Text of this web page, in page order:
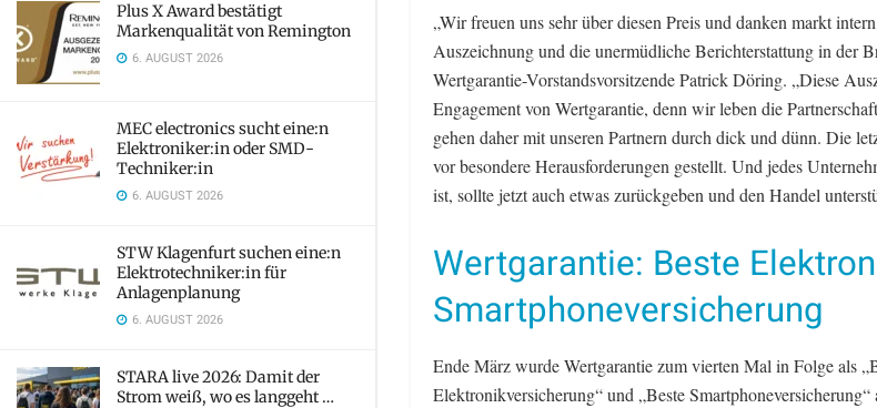
Plus X Award bestätigt
Markenqualität von Remington
6. AUGUST 2026
MEC electronics sucht eine:n
Elektroniker:in oder SMD-
Techniker:in
6. AUGUST 2026
STW Klagenfurt suchen eine:n
Elektrotechniker:in für
Anlagenplanung
6. AUGUST 2026
STARA live 2026: Damit der
Strom weiß, wo es langgeht …
„Wir freuen uns sehr über diesen Preis und danken markt
Auszeichnung und die unermüdliche Berichterstattung in der
Wertgarantie-Vorstandsvorsitzende Patrick Döring. „Diese
Engagement von Wertgarantie, denn wir leben die
gehen daher mit unseren Partnern durch dick und dünn. Die
vor besondere Herausforderungen gestellt. Und jedes
ist, sollte jetzt auch etwas zurückgeben und den Handel
Wertgarantie: Beste
Smartphoneversicherung
Ende März wurde Wertgarantie zum vierten Mal in Folge als
Elektronikversicherung“ und „Beste Smartphoneversicherung“